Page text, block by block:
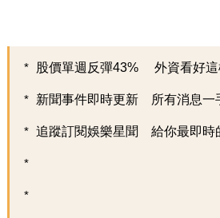
股價單週反彈43% 外資看好這
新聞事件即時更新 所有消息一
追蹤訂閱娛樂星聞 給你最即時